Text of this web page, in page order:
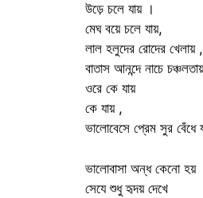
উড়ে চলে যায় ‌।
মেঘ বয়ে চলে যায়,
লাল হলুদের রোদের খেলায় ,
বাতাস আনন্দে নাচে
ওরে কে যায়
কে যায় ,
ভালোবেসে প্রেম সুর বেঁধে
ভালোবাসা অন্ধ কেনো হয়
সেযে শুধু হৃদয় দেখে